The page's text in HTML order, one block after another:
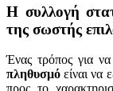
Η συλλογή
της σωστής
Ένας τρόπος για
πληθυσμό είναι να